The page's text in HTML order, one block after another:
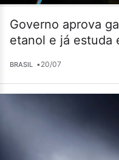
Governo aprova
etanol e já estuda
BRASIL •20/07